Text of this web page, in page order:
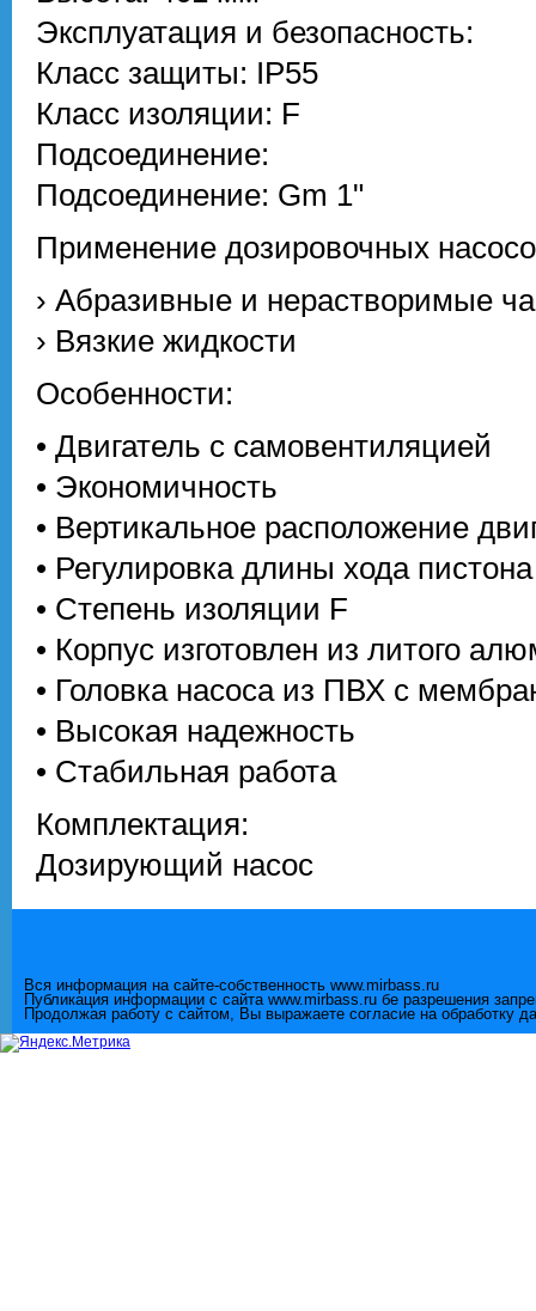
Эксплуатация и безопасность:
Класс защиты: IP55
Класс изоляции: F
Подсоединение:
Подсоединение: Gm 1"
Применение дозировочных
› Абразивные и нерастворимые
› Вязкие жидкости
Особенности:
• Двигатель с самовентиляцией
• Экономичность
• Вертикальное расположение
• Регулировка длины хода пистона
• Степень изоляции F
• Корпус изготовлен из литого
• Головка насоса из ПВХ с
• Высокая надежность
• Стабильная работа
Комплектация:
Дозирующий насос
Вся информация на сайте-собственность www.mirbass.ru
Публикация информации с сайта www.mirbass.ru бе разрешения
Продолжая работу с сайтом, Вы выражаете согласие на обработку